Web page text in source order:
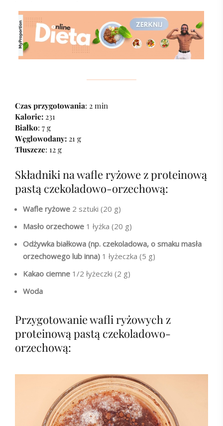
Czas przygotowania: 2 min
Kalorie: 231
Białko: 7 g
Węglowodany: 21 g
Tłuszcze: 12 g
Składniki na wafle ryżowe z proteinową
pastą czekoladowo-orzechową:
Wafle ryżowe 2 sztuki (20 g)
Masło orzechowe 1 łyżka (20 g)
Odżywka białkowa (np. czekoladowa, o smaku masła
orzechowego lub inna) 1 łyżeczka (5 g)
Kakao ciemne 1/2 łyżeczki (2 g)
Woda
Przygotowanie wafli ryżowych z
proteinową pastą czekoladowo-
orzechową: